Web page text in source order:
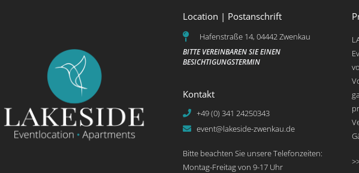
v
e
Location | Postanschrift
Hafenstraße 14, 04442 Zwenkau
BITTE VEREINBAREN SIE EINEN
BESICHTIGUNGSTERMIN
Kontakt
+49 (0) 341 24250343
event@lakeside-zwenkau.de
Bitte beachten Sie unsere Telefonzeiten:
Montag-Freitag von 9-17 Uhr